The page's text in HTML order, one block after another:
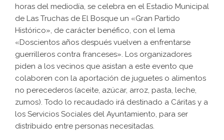
horas del mediodía, se celebra en el Estadio Municipal
de Las Truchas de El Bosque un «Gran Partido
Histórico», de carácter benéfico, con el lema
«Doscientos años después vuelven a enfrentarse
guerrilleros contra franceses». Los organizadores
piden a los vecinos que asistan a este evento que
colaboren con la aportación de juguetes o alimentos
no perecederos (aceite, azúcar, arroz, pasta, leche,
zumos). Todo lo recaudado irá destinado a Cáritas y a
los Servicios Sociales del Ayuntamiento, para ser
distribuido entre personas necesitadas.